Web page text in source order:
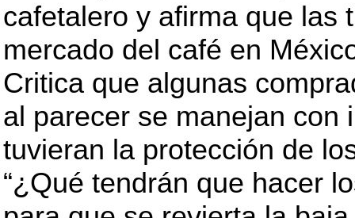
cafetalero y afirma que las
mercado del café en
Critica que algunas
al parecer se manejan con
tuvieran la protección de
“¿Qué tendrán que hacer